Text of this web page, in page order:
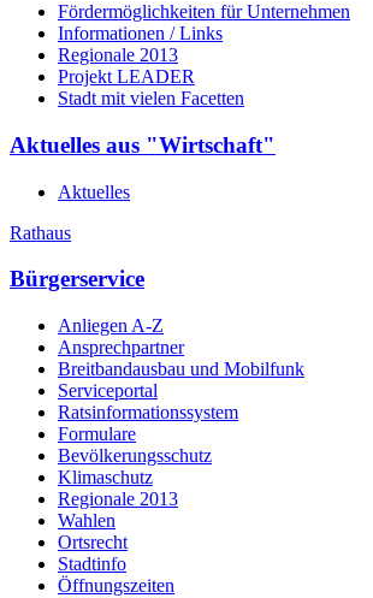
Fördermöglichkeiten für Unternehmen
Informationen / Links
Regionale 2013
Projekt LEADER
Stadt mit vielen Facetten
Aktuelles aus "Wirtschaft"
Aktuelles
Rathaus
Bürgerservice
Anliegen A-Z
Ansprechpartner
Breitbandausbau und Mobilfunk
Serviceportal
Ratsinformationssystem
Formulare
Bevölkerungsschutz
Klimaschutz
Regionale 2013
Wahlen
Ortsrecht
Stadtinfo
Öffnungszeiten